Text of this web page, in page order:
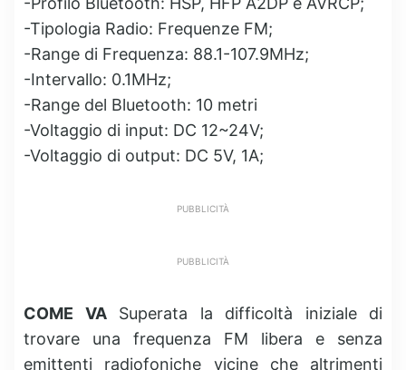
-Tipologia Radio: Frequenze FM;
-Range di Frequenza: 88.1-107.9MHz;
-Intervallo: 0.1MHz;
-Range del Bluetooth: 10 metri
-Voltaggio di input: DC 12~24V;
-Voltaggio di output: DC 5V, 1A;
PUBBLICITÀ
PUBBLICITÀ
COME VASuperata la difficoltà iniziale di
trovare una frequenza FM libera e senza
emittenti radiofoniche vicine che altrimenti